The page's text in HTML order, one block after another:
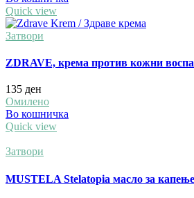
Quick view
Затвори
ZDRAVE, крема против кожни
135 ден
Омилено
Во кошничка
Quick view
Затвори
MUSTELA Stelatopia масло за